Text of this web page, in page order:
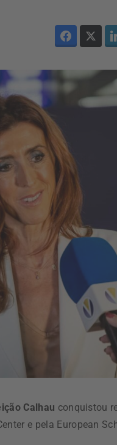
Calhau conquistou
e pela European